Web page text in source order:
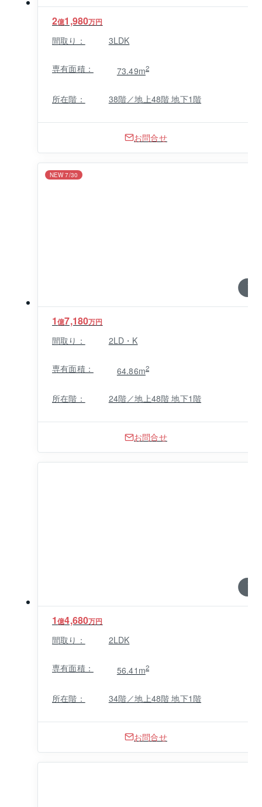
2億1,980万円
間取り： 3LDK
専有面積： 73.49m2
所在階： 38階／地上48階 地下1階
お問合せ
1 / 0
NEW 7/30
1億7,180万円
間取り： 2LD・K
専有面積： 64.86m2
所在階： 24階／地上48階 地下1階
お問合せ
1 / 0
1億4,680万円
間取り： 2LDK
専有面積： 56.41m2
所在階： 34階／地上48階 地下1階
お問合せ